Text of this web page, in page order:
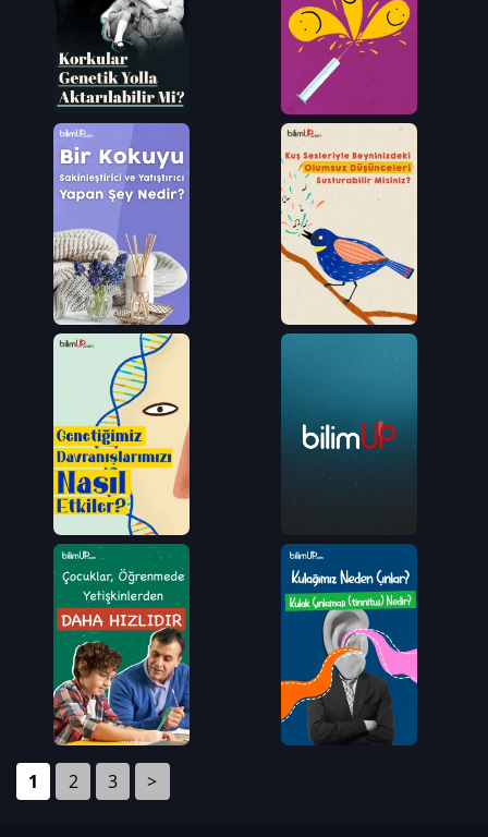
1 2 3 >